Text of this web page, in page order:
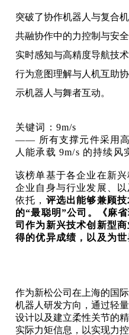
突破了协作机器人与复合
共融协作中的力控制与安
实时感知与高精度导航技
行为意图理解与人机互助
示机器人与舞者互动。
关键词：9m/s
—— 所有支撑元件采用
人能承载 9m/s 的持续风
该榜单基于各企业在新
企业自身与行业发展、
依托， 评选出能够兼顾
的“最聪明”公司。
《麻
司作为新兴技术创新型
得的优异成绩，以及为世
作为新松公司在上海的国
机器人研发方向，通过轻
设计以及建立柔性关节的
实际力矩信息，以实现力